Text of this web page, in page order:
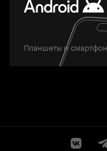
Планшеты и